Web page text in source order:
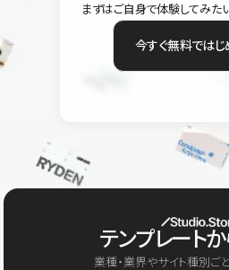
まずはご自身で体験してみた
今すぐ無料ではじ
テンプレート
業種・業界やサイト種別ご